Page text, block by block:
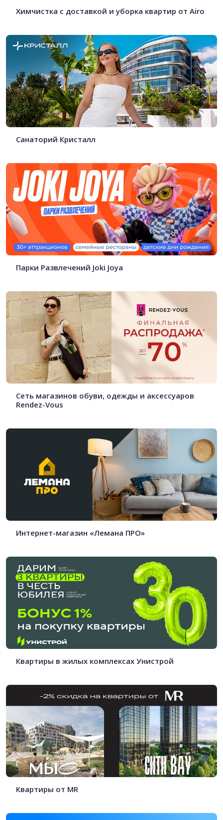
Химчистка с доставкой и уборка квартир от Airo
Санаторий Кристалл
Парки Развлечений Joki Joya
Сеть магазинов обуви, одежды и аксессуаров
Rendez-Vous
Интернет-магазин «Лемана ПРО»
Квартиры в жилых комплексах Унистрой
Квартиры от MR